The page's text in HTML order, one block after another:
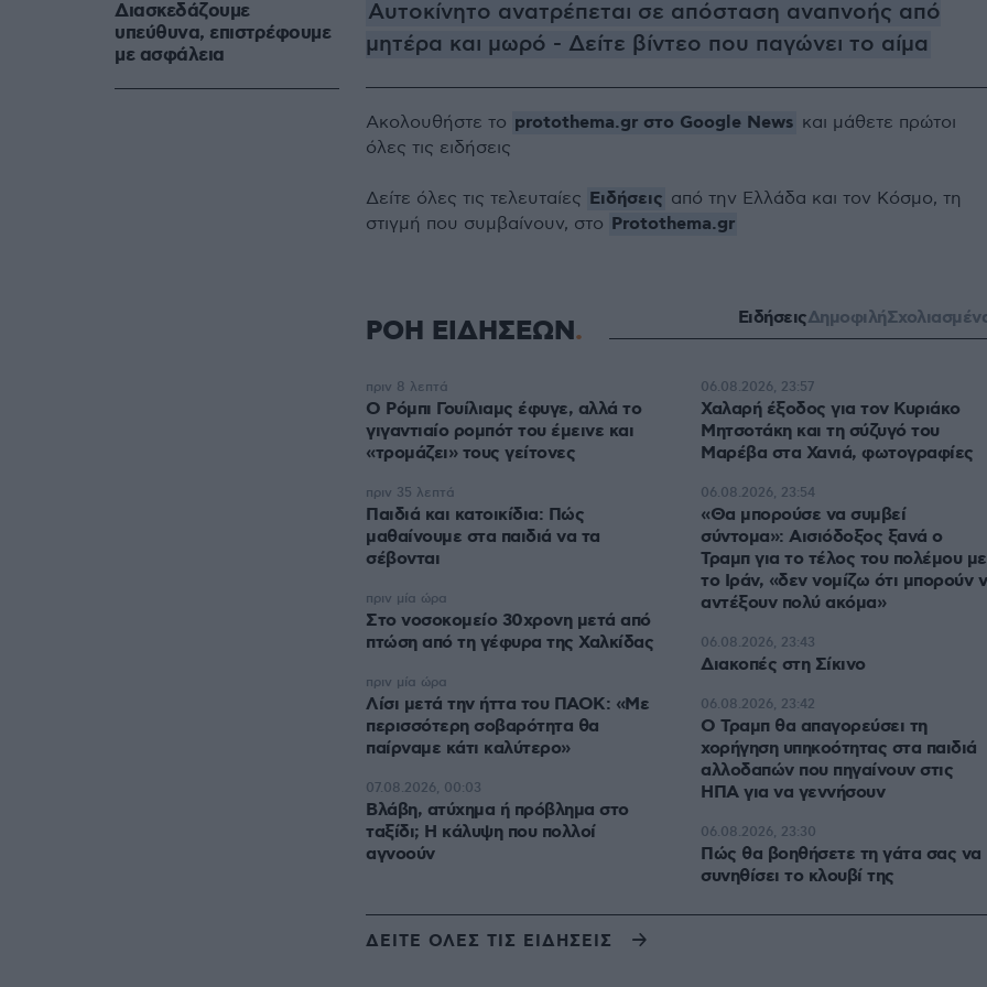
Αυτοκίνητο ανατρέπεται σε απόσταση αναπνοής από
μητέρα και μωρό - Δείτε βίντεο που παγώνει το αίμα
Διασκεδάζουμε
υπεύθυνα, επιστρέφουμε
με ασφάλεια
Ακολουθήστε το protothema.gr στο Google News και μάθετε πρώτοι
όλες τις ειδήσεις
Δείτε όλες τις τελευταίες Ειδήσεις από την Ελλάδα και τον Κόσμο, τη
στιγμή που συμβαίνουν, στο Protothema.gr
ΡΟΗ ΕΙΔΗΣΕΩΝ ΕιδήσειςΔημοφιλή
Ο Ρόμπι Γουίλιαμς έφυγε, αλλά το
γιγαντιαίο ρομπότ του έμεινε και
«τρομάζει» τους γείτονες
πριν 8 λεπτά
Παιδιά και κατοικίδια: Πώς
μαθαίνουμε στα παιδιά να τα
σέβονται
πριν 35 λεπτά
Στο νοσοκομείο 30χρονη μετά από
πτώση από τη γέφυρα της Χαλκίδας
πριν μία ώρα
Λίσι μετά την ήττα του ΠΑΟΚ: «Με
περισσότερη σοβαρότητα θα
παίρναμε κάτι καλύτερο»
πριν μία ώρα
Βλάβη, ατύχημα ή πρόβλημα στο
ταξίδι; Η κάλυψη που πολλοί
αγνοούν
07.08.2026, 00:03
Χαλαρή έξοδος για τον Κυριάκο
Μητσοτάκη και τη σύζυγό του
Μαρέβα στα Χανιά, φωτογραφίες
06.08.2026, 23:57
«Θα μπορούσε να συμβεί
σύντομα»: Αισιόδοξος ξανά ο
Τραμπ για το τέλος του πολέμου με
το Ιράν, «δεν νομίζω ότι μπορούν
αντέξουν πολύ ακόμα»
06.08.2026, 23:54
Διακοπές στη Σίκινο
06.08.2026, 23:43
Ο Τραμπ θα απαγορεύσει τη
χορήγηση υπηκοότητας στα παιδιά
αλλοδαπών που πηγαίνουν στις
ΗΠΑ για να γεννήσουν
06.08.2026, 23:42
Πώς θα βοηθήσετε τη γάτα σας να
συνηθίσει το κλουβί της
06.08.2026, 23:30
ΔΕΙΤΕ ΟΛΕΣ ΤΙΣ ΕΙΔΗΣΕΙΣ